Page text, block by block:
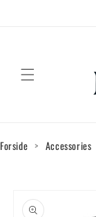
Forside > Accessories